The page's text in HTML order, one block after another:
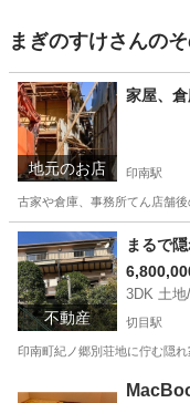
まぎのすけさんの
地元のお店
家屋、
印南駅
古家や倉庫、事務所てん店舗
和歌山 日高郡 印南駅
不動産
まるで
3DK 土
切目駅
印南町紀ノ郷別荘地に佇む隠
切目駅